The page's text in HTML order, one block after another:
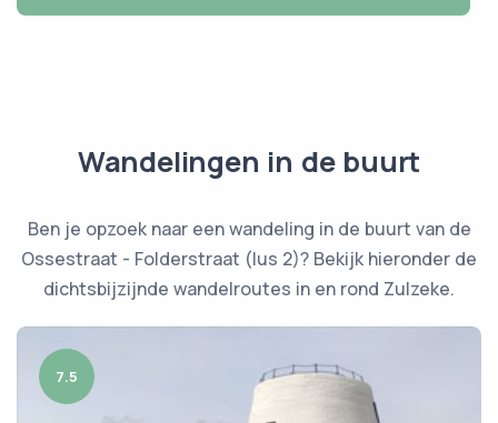
Wandelingen in de buurt
Ben je opzoek naar een wandeling in de buurt van de
Ossestraat - Folderstraat (lus 2)? Bekijk hieronder de
dichtsbijzijnde wandelroutes in en rond Zulzeke.
7.5